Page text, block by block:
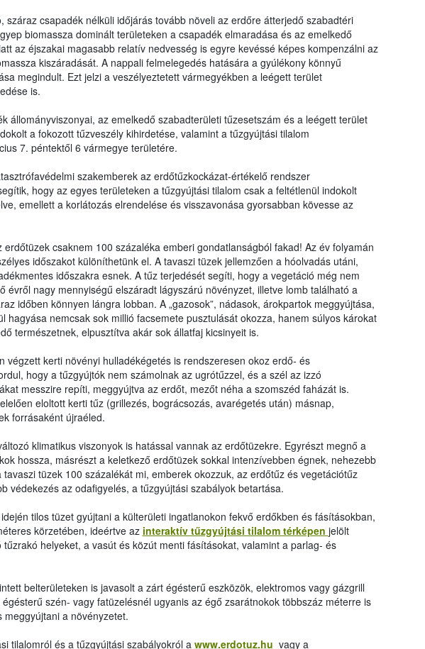
száraz csapadék nélküli időjárás tovább növeli az erdőre átterjedő szabadtéri
biomassza dominált területeken a csapadék elmaradása és az emelkedő
az éjszakai magasabb relatív nedvesség is egyre kevéssé képes kompenzálni az
kiszáradását. A nappali felmelegedés hatására a gyúlékony könnyű
megindult. Ezt jelzi a veszélyeztetett vármegyékben a leégett terület
is.
állományviszonyai, az emelkedő szabadterületi tűzesetszám és a leégett terület
a fokozott tűzveszély kihirdetése, valamint a tűzgyújtási tilalom
7. péntektől 6 vármegye területére.
szakemberek az erdőtűzkockázat-értékelő rendszer
hogy az egyes területeken a tűzgyújtási tilalom csak a feltétlenül indokolt
emellett a korlátozás elrendelése és visszavonása gyorsabban kövesse az
erdőtüzek csaknem 100 százaléka emberi gondatlanságból fakad! Az év folyamán
időszakot különíthetünk el. A tavaszi tüzek jellemzően a hóolvadás utáni,
időszakra esnek. A tűz terjedését segíti, hogy a vegetáció még nem
évről nagy mennyiségű elszáradt lágyszárú növényzet, illetve lomb található a
időben könnyen lángra lobban. A „gazosok”, nádasok, árokpartok meggyújtása,
hagyása nemcsak sok millió facsemete pusztulását okozza, hanem súlyos károkat
természetnek, elpusztítva akár sok állatfaj kicsinyeit is.
végzett kerti növényi hulladékégetés is rendszeresen okoz erdő- és
hogy a tűzgyújtók nem számolnak az ugrótűzzel, és a szél az izzó
messzire repíti, meggyújtva az erdőt, mezőt néha a szomszéd faházát is.
eloltott kerti tűz (grillezés, bográcsozás, avarégetés után) másnap,
forrásaként újraéled.
klimatikus viszonyok is hatással vannak az erdőtüzekre. Egyrészt megnő a
hossza, másrészt a keletkező erdőtüzek sokkal intenzívebben égnek, nehezebb
tüzek 100 százalékát mi, emberek okozzuk, az erdőtűz és vegetációtűz
védekezés az odafigyelés, a tűzgyújtási szabályok betartása.
tilos tüzet gyújtani a külterületi ingatlanokon fekvő erdőkben és fásításokban,
körzetében, ideértve az interaktív tűzgyújtási tilalom térképen jelölt
helyeket, a vasút és közút menti fásításokat, valamint a parlag- és
belterületeken is javasolt a zárt égésterű eszközök, elektromos vagy gázgrill
szén- vagy fatüzelésnél ugyanis az égő zsarátnokok többszáz méterre is
meggyújtani a növényzetet.
tilalomról és a tűzgyújtási szabályokról a www.erdotuz.hu vagy a